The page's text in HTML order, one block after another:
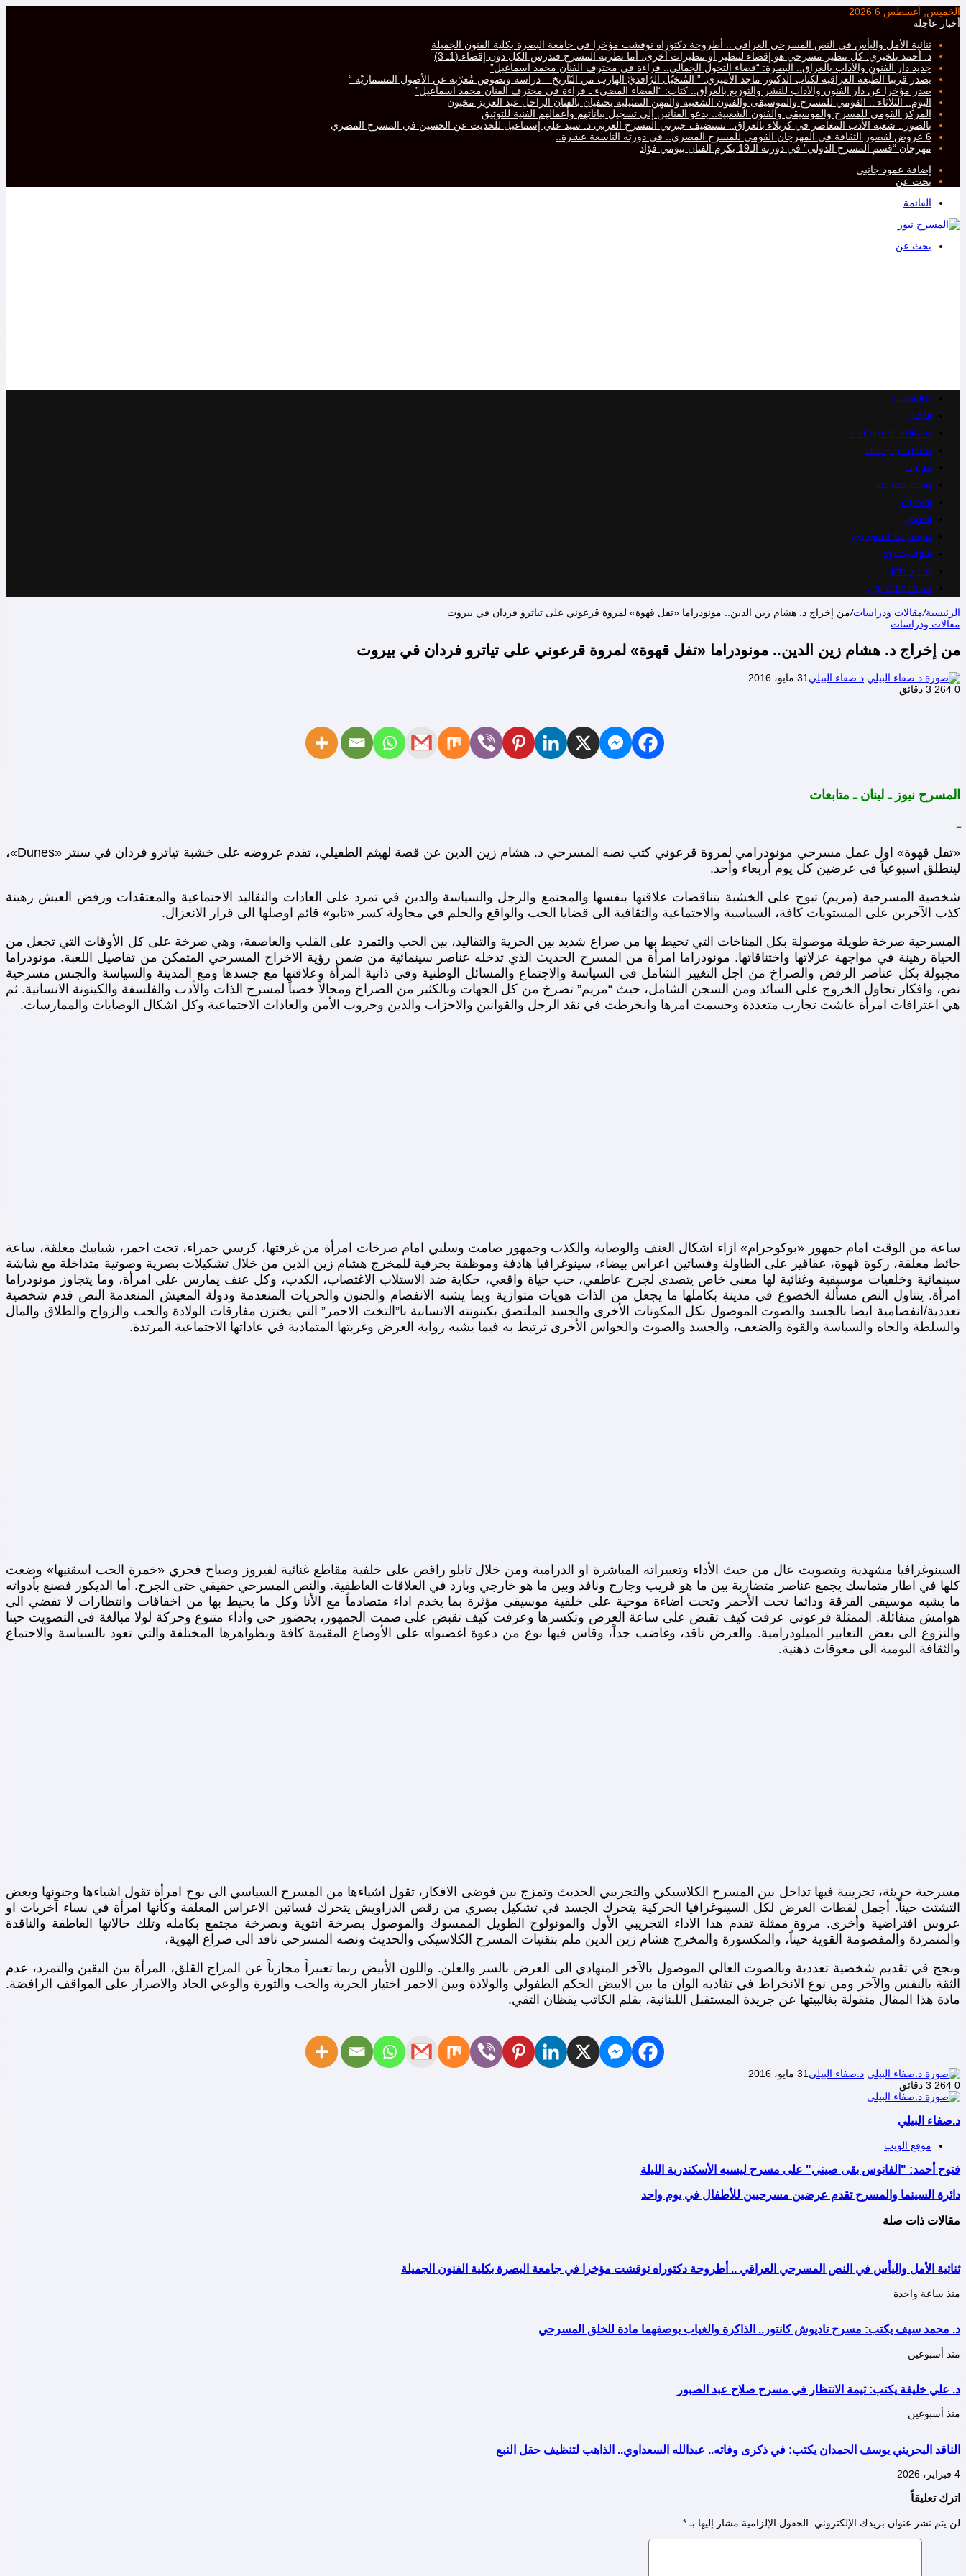
الخميس, أغسطس 6 2026
أخبار عاجلة
ثنائية الأمل واليأس في النص المسرحي العراقي .. أطروحة دكتوراه نوقشت مؤخرا في جامعة البصرة بكلية الفنون الجميلة
د. أحمد بلخيري: كل تنظير مسرحي هو إقصاء لتنظير أو تنظيرات أخرى، أما نظرية المسرح فتدرس الكل دون إقصاء.(1ـ 3)
جديد دار الفنون والآداب بالعراق.. البصرة: “فضاء التحول الجمالي.. قراءة في محترف الفنان محمد اسماعيل”
يصدر قريبا الطّبعة العراقية لكتاب الدكتور ماجد الأميري: ” المُتخيّل الرّافديّ الهارب من التّاريخ – دراسة ونصوص مُعرّبة عن الأصول المسماريّة “
صدر مؤخرا عن دار الفنون والآداب للنشر والتوزيع بالعراق.. كتاب: “الفضاء المضيء ـ قراءة في محترف الفنان محمد اسماعيل”
اليوم.. الثلاثاء .. القومي للمسرح والموسيقى والفنون الشعبية والمهن التمثيلية يحتفيان بالفنان الراحل عبد العزيز مخيون
المركز القومي للمسرح والموسيقي والفنون الشعبية.. يدعو الفنانين إلى تسجيل بياناتهم وأعمالهم الفنية للتوثيق
بالصور.. شعبة الأدب المعاصر في كربلاء بالعراق.. تستضيف جبرتي المسرح العربي د. سيد علي إسماعيل للحديث عن الحسين في المسرح المصري
6 عروض لقصور الثقافة في المهرجان القومي للمسرح المصري.. في دورته التاسعة عشرة..
مهرجان “قسم المسرح الدولي” في دورته الـ19 يكرم الفنان بيومي فؤاد
إضافة عمود جانبي
بحث عن
القائمة
بحث عن
الرئيسية
الأخبار
مسابقات ومهرجانات
مقالات ودراسات
حوارات
وجوه مسرحية
إصدارات
نصوص
موسوعة المسرحيين
شوف مسرح
مسرح طفل
سينما وتليفزيون
الرئيسية/مقالات ودراسات/من إخراج د. هشام زين الدين.. مونودراما «تفل قهوة» لمروة قرعوني على تياترو فردان في بيروت
مقالات ودراسات
من إخراج د. هشام زين الدين.. مونودراما «تفل قهوة» لمروة قرعوني على تياترو فردان في بيروت
د.صفاء البيلي 31 مايو، 2016
0
3 دقائق
المسرح نيوز ـ لبنان ـ متابعات
ـ
«تفل قهوة» اول عمل مسرحي مونودرامي لمروة قرعوني كتب نصه المسرحي د. هشام زين الدين عن قصة لهيثم الطفيلي، تقدم عروضه على خشبة تياترو فردان في سنتر «Dunes»،
لينطلق اسبوعياً في عرضين كل يوم أربعاء وأحد.
شخصية المسرحية (مريم) تبوح على الخشبة بتناقضات علاقتها بنفسها والمجتمع والرجل والسياسة والدين في تمرد على العادات والتقاليد الاجتماعية والمعتقدات ورفض العيش رهينة
كذب الآخرين على المستويات كافة، السياسية والاجتماعية والثقافية الى قضايا الحب والواقع والحلم في محاولة كسر «تابو» قائم اوصلها الى قرار الانعزال.
المسرحية صرخة طويلة موصولة بكل المناخات التي تحيط بها من صراع شديد بين الحرية والتقاليد، بين الحب والتمرد على القلب والعاصفة، وهي صرخة على كل الأوقات التي تجعل من
الحياة رهينة في مواجهة عزلاتها واختناقاتها. مونودراما امرأة من المسرح الحديث الذي تدخله عناصر سينمائية من ضمن رؤية الاخراج المسرحي المتمكن من تفاصيل اللعبة. مونودراما
مجبولة بكل عناصر الرفض والصراخ من اجل التغيير الشامل في السياسة والاجتماع والمسائل الوطنية وفي ذاتية المرأة وعلاقتها مع جسدها ومع المدينة والسياسة والجنس مسرحية
نص، وافكار تحاول الخروج على السائد ومن السجن الشامل، حيث “مريم” تصرخ من كل الجهات وبالكثير من الصراخ ومجالاً خصباً لمسرح الذات والأدب والفلسفة والكينونة الانسانية. ثم
هي اعترافات امرأة عاشت تجارب متعددة وحسمت امرها وانخرطت في نقد الرجل والقوانين والاحزاب والدين وحروب الأمن والعادات الاجتماعية وكل اشكال الوصايات والممارسات.
ساعة من الوقت امام جمهور «بوكوحرام» ازاء اشكال العنف والوصاية والكذب وجمهور صامت وسلبي امام صرخات امرأة من غرفتها، كرسي حمراء، تخت احمر، شبابيك مغلقة، ساعة
حائط معلقة، ركوة قهوة، عقاقير على الطاولة وفساتين اعراس بيضاء، سينوغرافيا هادفة وموظفة بحرفية للمخرج هشام زين الدين من خلال تشكيلات بصرية وصوتية متداخلة مع شاشة
سينمائية وخلفيات موسيقية وغنائية لها معنى خاص يتصدى لجرح عاطفي، حب حياة واقعي، حكاية ضد الاستلاب الاغتصاب، الكذب، وكل عنف يمارس على امرأة، وما يتجاوز مونودراما
امرأة. يتناول النص مسألة الخضوع في مدينة بكاملها ما يجعل من الذات هويات متوازية وبما يشبه الانفصام والجنون والحريات المنعدمة ودولة المعيش المنعدمة النص قدم شخصية
تعددية/انفصامية ايضا بالجسد والصوت الموصول بكل المكونات الأخرى والجسد الملتصق بكينونته الانسانية با”التخت الاحمر” التي يختزن مفارقات الولادة والحب والزواج والطلاق والمال
والسلطة والجاه والسياسة والقوة والضعف، والجسد والصوت والحواس الأخرى ترتبط به فيما يشبه رواية العرض وغربتها المتمادية في عاداتها الاجتماعية المرتدة.
السينوغرافيا مشهدية وبتصويت عال من حيث الأداء وتعبيراته المباشرة او الدرامية ومن خلال تابلو راقص على خلفية مقاطع غنائية لفيروز وصباح فخري «خمرة الحب اسقنيها» وضعت
كلها في اطار متماسك يجمع عناصر متضاربة بين ما هو قريب وجارح ونافذ وبين ما هو خارجي وبارد في العلاقات العاطفية. والنص المسرحي حقيقي حتى الجرح. أما الديكور فصنع بأدواته
ما يشبه موسيقى الفرقة ودائما تحت الأحمر وتحت اضاءة موحية على خلفية موسيقى مؤثرة بما يخدم اداء متصادماً مع الأنا وكل ما يحيط بها من اخفاقات وانتظارات لا تفضي الى
هوامش متفائلة. الممثلة قرعوني عرفت كيف تقبض على ساعة العرض وتكسرها وعرفت كيف تقبض على صمت الجمهور، بحضور حي وأداء متنوع وحركة لولا مبالغة في التصويت حينا
والنزوع الى بعض التعابير الميلودرامية. والعرض ناقد، وغاضب جداً، وقاس فيها نوع من دعوة اغضبوا» على الأوضاع المقيمة كافة وبظواهرها المختلفة والتي تعود بالسياسة والاجتماع
والثقافة اليومية الى معوقات ذهنية.
مسرحية جريئة، تجريبية فيها تداخل بين المسرح الكلاسيكي والتجريبي الحديث وتمزج بين فوضى الافكار، تقول اشياءها من المسرح السياسي الى بوح امرأة تقول اشياءها وجنونها وبعض
التشتت حيناً. أجمل لقطات العرض لكل السينوغرافيا الحركية يتحرك الجسد في تشكيل بصري من رقص الدراويش يتحرك فساتين الاعراس المعلقة وكأنها امرأة في نساء آخريات او
عروس افتراضية وأخرى. مروة ممثلة تقدم هذا الاداء التجريبي الأول والمونولوج الطويل الممسوك والموصول بصرخة انثوية وبصرخة مجتمع بكامله وتلك حالاتها العاطفة والناقدة
والمتمردة والمفصومة القوية حيناً، والمكسورة والمخرج هشام زين الدين ملم بتقنيات المسرح الكلاسيكي والحديث ونصه المسرحي نافد الى صراع الهوية،
ونجح في تقديم شخصية تعددية وبالصوت العالي الموصول بالآخر المتهادي الى العرض بالسر والعلن. واللون الأبيض ربما تعبيراً مجازياً عن المزاج القلق، المرأة بين اليقين والتمرد، عدم
الثقة بالنفس والآخر ومن نوع الانخراط في تفاديه الوان ما بين الابيض الحكم الطفولي والولادة وبين الاحمر اختيار الحرية والحب والثورة والوعي الحاد والاصرار على المواقف الرافضة.
مادة هذا المقال منقولة بغالبيتها عن جريدة المستقبل اللبنانية، بقلم الكاتب يقظان التقي.
د.صفاء البيلي 31 مايو، 2016
0
3 دقائق
د.صفاء البيلي
موقع الويب
فتوح أحمد: "الفانوس بقى صيني" على مسرح ليسيه الأسكندرية الليلة
دائرة السينما والمسرح تقدم عرضين مسرحيين للأطفال في يوم واحد
مقالات ذات صلة
ثنائية الأمل واليأس في النص المسرحي العراقي .. أطروحة دكتوراه نوقشت مؤخرا في جامعة البصرة بكلية الفنون الجميلة
منذ ساعة واحدة
د. محمد سيف يكتب: مسرح تاديوش كانتور.. الذاكرة والغياب بوصفهما مادة للخلق المسرحي
منذ أسبوعين
د. علي خليفة يكتب: ثيمة الانتظار في مسرح صلاح عبد الصبور
منذ أسبوعين
الناقد البحريني يوسف الحمدان يكتب: في ذكرى وفاته.. عبدالله السعداوي.. الذاهب لتنظيف حقل النبع
4 فبراير، 2026
اترك تعليقاً
لن يتم نشر عنوان بريدك الإلكتروني. الحقول الإلزامية مشار إليها بـ *